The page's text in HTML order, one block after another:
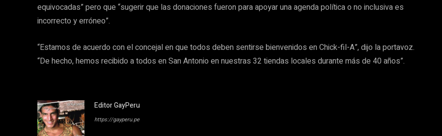
equivocadas” pero que “sugerir que las donaciones fueron para apoyar una agenda política o no inclusiva es
incorrecto y erróneo”.
“Estamos de acuerdo con el concejal en que todos deben sentirse bienvenidos en Chick-fil-A”, dijo la portavoz.
“De hecho, hemos recibido a todos en San Antonio en nuestras 32 tiendas locales durante más de 40 años”.
Editor GayPeru
https://gayperu.pe